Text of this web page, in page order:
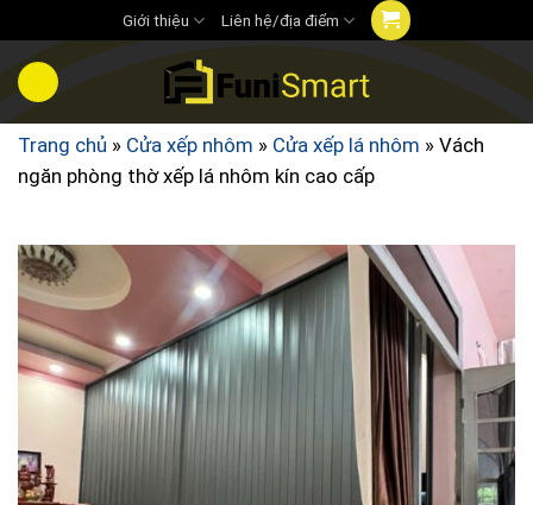
đến
nội
dung
Giới thiệu Liên hệ/địa điểm
Trang chủ » Cửa xếp nhôm » Cửa xếp lá nhôm » Vách
ngăn phòng thờ xếp lá nhôm kín cao cấp